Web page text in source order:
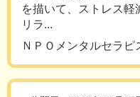
を描いて、ストレス軽
リラ...
ＮＰＯメンタルセラピ